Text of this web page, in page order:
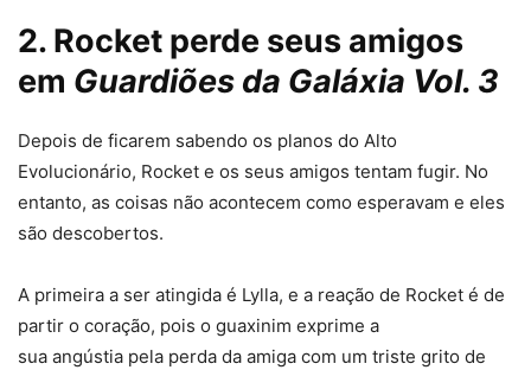
2. Rocket perde seus amigos
em Guardiões da Galáxia Vol. 3
Depois de ficarem sabendo os planos do Alto
Evolucionário, Rocket e os seus amigos tentam fugir. No
entanto, as coisas não acontecem como esperavam e eles
são descobertos.
A primeira a ser atingida é Lylla, e a reação de Rocket é de
partir o coração, pois o guaxinim exprime a
sua angústia pela perda da amiga com um triste grito de